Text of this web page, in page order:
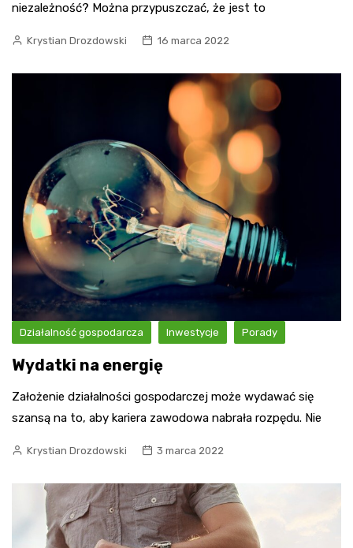
niezależność? Można przypuszczać, że jest to
Krystian Drozdowski 16 marca 2022
Działalność gospodarcza Inwestycje Porady
Wydatki na energię
Założenie działalności gospodarczej może wydawać się
szansą na to, aby kariera zawodowa nabrała rozpędu. Nie
Krystian Drozdowski 3 marca 2022